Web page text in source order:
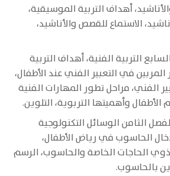
أهداف التربية الموسيقية،
الاستماع للقصص والأناشيد،
التربية الفنية، أهداف التربية
المربين في التعبير الفني عند الأطفال،
الفني، مراحل تطور المهارات الفنية
وأهميتها التربوية، التلوين.
الثامن الوسائل التكنولوجية
الحاسوب في رياض الأطفال،
ذوي الحاجات الخاصة والحاسوب، الرسم
بالحاسوب.